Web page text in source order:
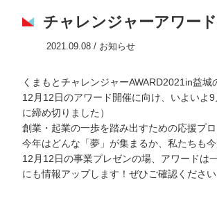
チャレンジャーアワー
2021.09.08 / お知らせ
くまもとチャレンジャーAWARD2021in益
12月12日のアワード開催に向け、いよい
に締め切りました）
創業・起業の一歩を踏み出すための応援プロ
今年はどんな「夢」が集まるか、私たちも
12月12日の事業プレゼンの場、アワードは
にも情報アップします！ぜひご確認くださ